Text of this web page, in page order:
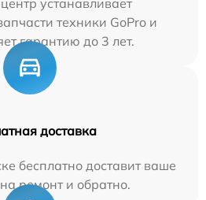
техники GoPro и
гарантию до 3 лет.
доставка
бесплатно доставит ваше
ремонт и обратно.